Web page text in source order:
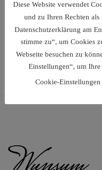
Diese Website verwendet
und zu Ihren Rechten
Datenschutzerklärung am
stimme zu“, um Cookies
Webseite besuchen zu
Einstellungen“, um
Cookie-Einstellungen